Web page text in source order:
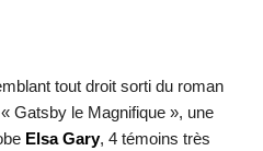
tout droit sorti du roman
Gatsby le Magnifique », une
Elsa Gary, 4 témoins très